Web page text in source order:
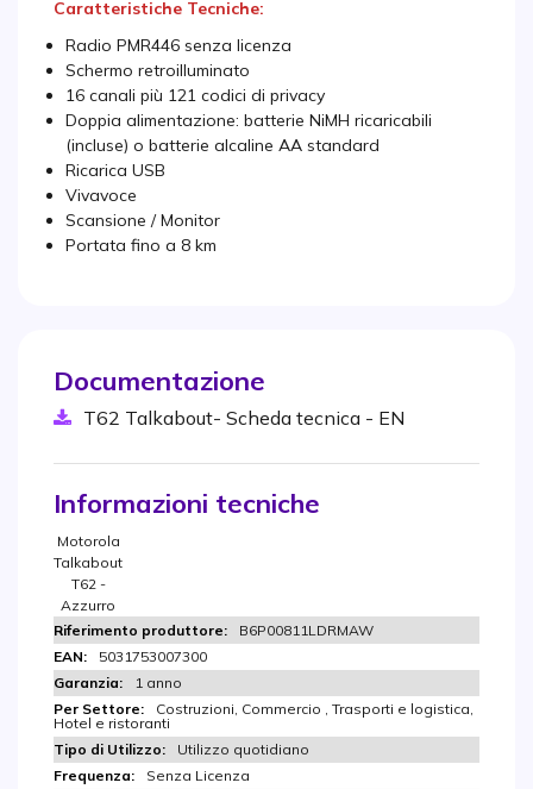
Caratteristiche Tecniche:
Radio PMR446 senza licenza
Schermo retroilluminato
16 canali più 121 codici di privacy
Doppia alimentazione: batterie NiMH ricaricabili
(incluse) o batterie alcaline AA standard
Ricarica USB
Vivavoce
Scansione / Monitor
Portata fino a 8 km
Documentazione
T62 Talkabout- Scheda tecnica - EN
Informazioni tecniche
Motorola
Talkabout
T62 -
Azzurro
B6P00811LDRMAW
5031753007300
1 anno
Costruzioni, Commercio , Trasporti e logistica,
Hotel e ristoranti
Utilizzo quotidiano
Senza Licenza